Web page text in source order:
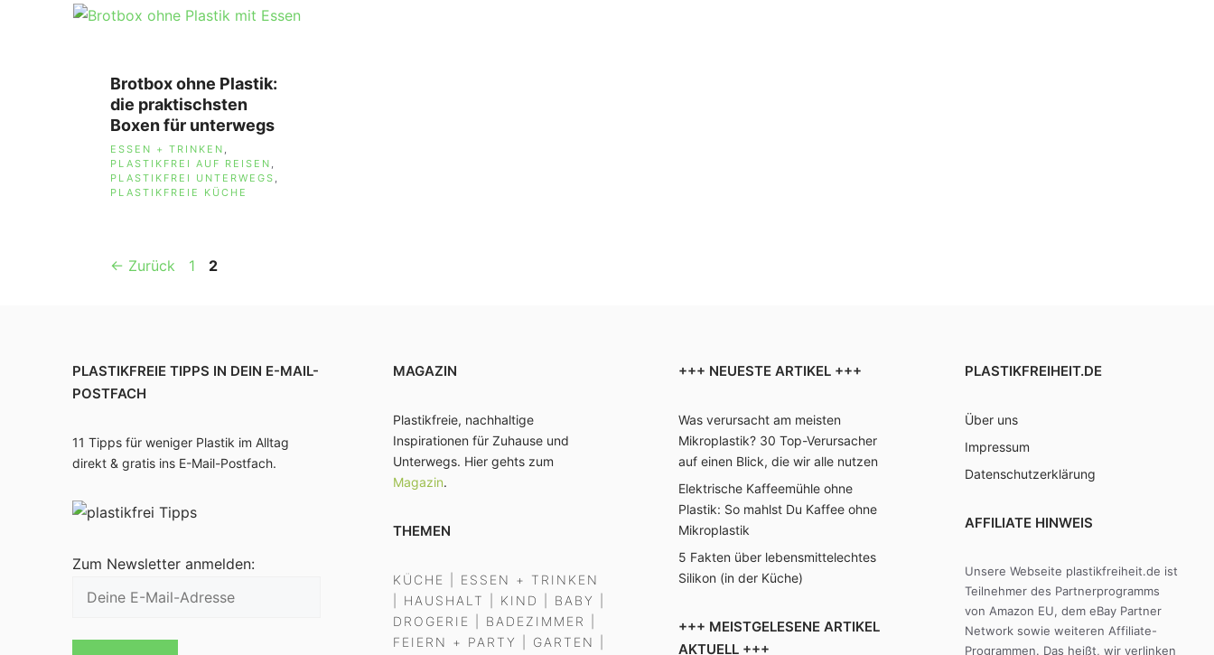
Brotbox ohne Plastik:
die praktischsten
Boxen für unterwegs
SCHLAGWÖRTER
ESSEN + TRINKEN
PLASTIKFREI AUF REISEN
PLASTIKFREI UNTERWEGS
PLASTIKFREIE KÜCHE
← Zurück Seite
1 Seite
2
PLASTIKFREIE TIPPS IN DEIN E-MAIL-
POSTFACH
11 Tipps für weniger Plastik im Alltag
direkt & gratis ins E-Mail-Postfach.
Zum Newsletter anmelden:
MAGAZIN
Plastikfreie, nachhaltige
Inspirationen für Zuhause und
Unterwegs. Hier gehts zum
Magazin.
THEMEN
KÜCHE
ESSEN + TRINKEN
HAUSHALT KIND BABY
DROGERIE
BADEZIMMER
FEIERN + PARTY
GARTEN
+++ NEUESTE ARTIKEL +++
Was verursacht am meisten
Mikroplastik? 30 Top-Verursacher
auf einen Blick, die wir alle nutzen
Elektrische Kaffeemühle ohne
Plastik: So mahlst Du Kaffee ohne
Mikroplastik
5 Fakten über lebensmittelechtes
Silikon (in der Küche)
+++ MEISTGELESENE ARTIKEL
AKTUELL +++
PLASTIKFREIHEIT.DE
Über uns
Impressum
Datenschutzerklärung
AFFILIATE HINWEIS
Unsere Webseite plastikfreiheit.de ist
Teilnehmer des Partnerprogramms
von Amazon EU, dem eBay Partner
Network sowie weiteren Affiliate-
Programmen. Das heißt, wir verlinken